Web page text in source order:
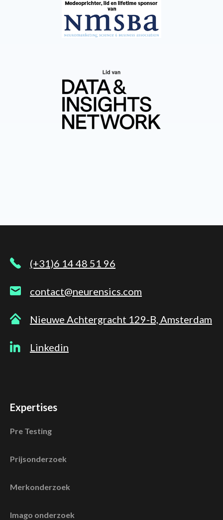
(+31)6 14 48 51 96
contact@neurensics.com
Nieuwe Achtergracht 129-B, Amsterdam
Linkedin
Expertises
Pre Testing
Prijsonderzoek
Merkonderzoek
Imago onderzoek